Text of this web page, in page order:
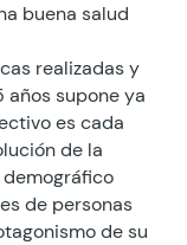
buena salud
realizadas y
supone ya
es cada
de la
de personas
de su